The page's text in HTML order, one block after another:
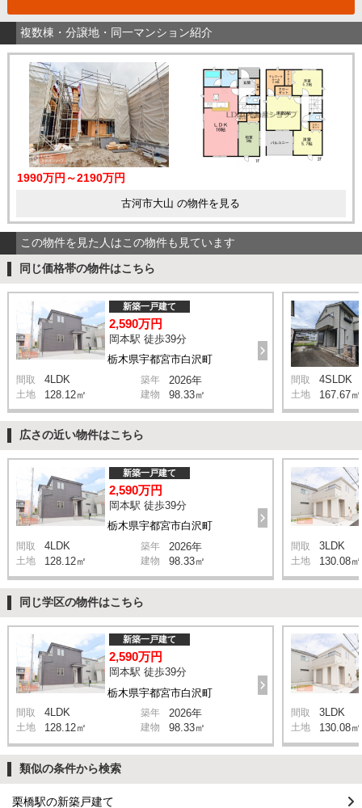
複数棟・分譲地・同一マンション紹介
1990万円～2190万円
古河市大山 の物件を見る
この物件を見た人はこの物件も見ています
同じ価格帯の物件はこちら
栃木県宇都宮市白沢町
新築一戸建て
2,590万円
岡本駅 徒歩39分
間取 4LDK 築年 2026年
土地 128.12㎡ 建物 98.33㎡
間取 4SLDK
土地 167.67㎡
広さの近い物件はこちら
栃木県宇都宮市白沢町
新築一戸建て
2,590万円
岡本駅 徒歩39分
間取 4LDK 築年 2026年
土地 128.12㎡ 建物 98.33㎡
間取 3LDK
土地 130.08㎡
同じ学区の物件はこちら
栃木県宇都宮市白沢町
新築一戸建て
2,590万円
岡本駅 徒歩39分
間取 4LDK 築年 2026年
土地 128.12㎡ 建物 98.33㎡
間取 3LDK
土地 130.08㎡
類似の条件から検索
栗橋駅の新築戸建て